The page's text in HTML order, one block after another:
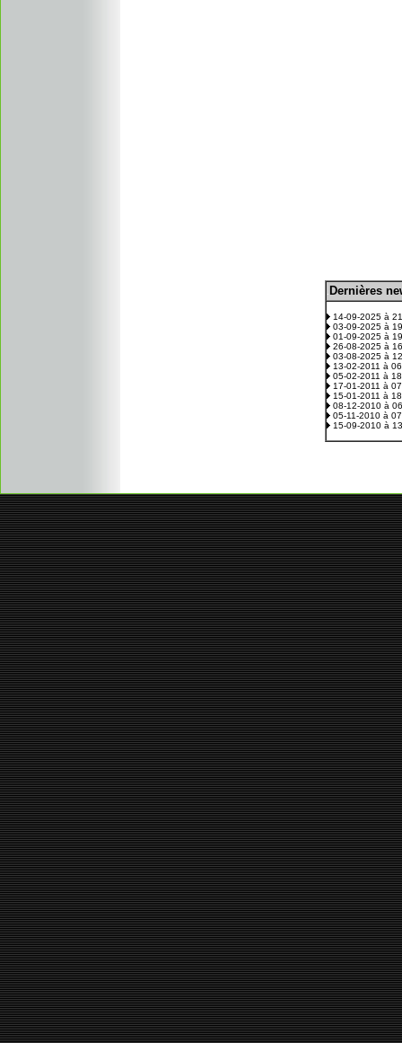
Dernières
14-09-2025 à
03-09-2025 à
01-09-2025 à
26-08-2025 à
03-08-2025 à
13-02-2011 à
05-02-2011 à
17-01-2011 à
15-01-2011 à
08-12-2010 à
05-11-2010 à
15-09-2010 à